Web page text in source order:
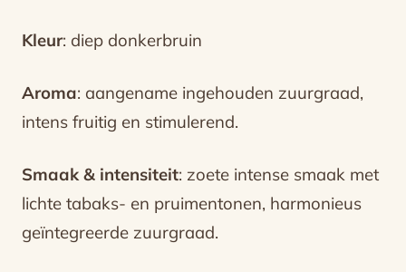
Kleur: diep donkerbruin
Aroma: aangename ingehouden zuurgraad,
intens fruitig en stimulerend.
Smaak & intensiteit: zoete intense smaak met
lichte tabaks- en pruimentonen, harmonieus
geïntegreerde zuurgraad.